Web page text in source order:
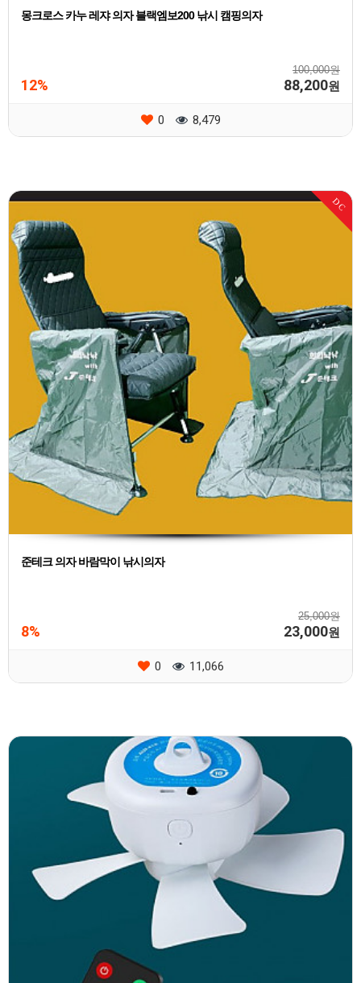
몽크로스 카누 레쟈 의자 블랙엠보200 낚시 캠핑의자
100,000원
12% 88,200원
0 8,479
DC
준테크 의자 바람막이 낚시의자
25,000원
8% 23,000원
0 11,066